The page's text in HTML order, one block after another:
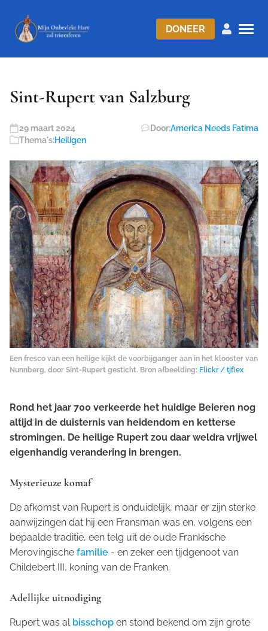
DONEER
S int-Rupert van Salzburg
29 maart 2024 Door:America Needs Fatima
Thema's:Heiligen
Een fresco van een heilige kijkt de voorbijganger aan in het klooster van
Nunnberg, door Sint-Rupert gesticht. Bron afbeelding: Flickr / tjflex
Rond het jaar 700 verkeerde het huidige Beieren nog
altijd in de duisternis van heidendom en ketterse
stromingen. De heilige Rupert zou daar weldra vrijwel
eigenhandig verandering in brengen.
Mysterieuze komaf
De afkomst van Rupert is onduidelijk, maar er zijn sterke
aanwijzingen dat hij een Fransman was en, volgens een
bepaalde traditie, een telg uit de oude Frankische
Merovingische familie - en zeker een tijdgenoot van
Childebert III, koning van de Franken.
Adellijke uitnodiging
Rupert was al bisschop en stond bekend om zijn grote